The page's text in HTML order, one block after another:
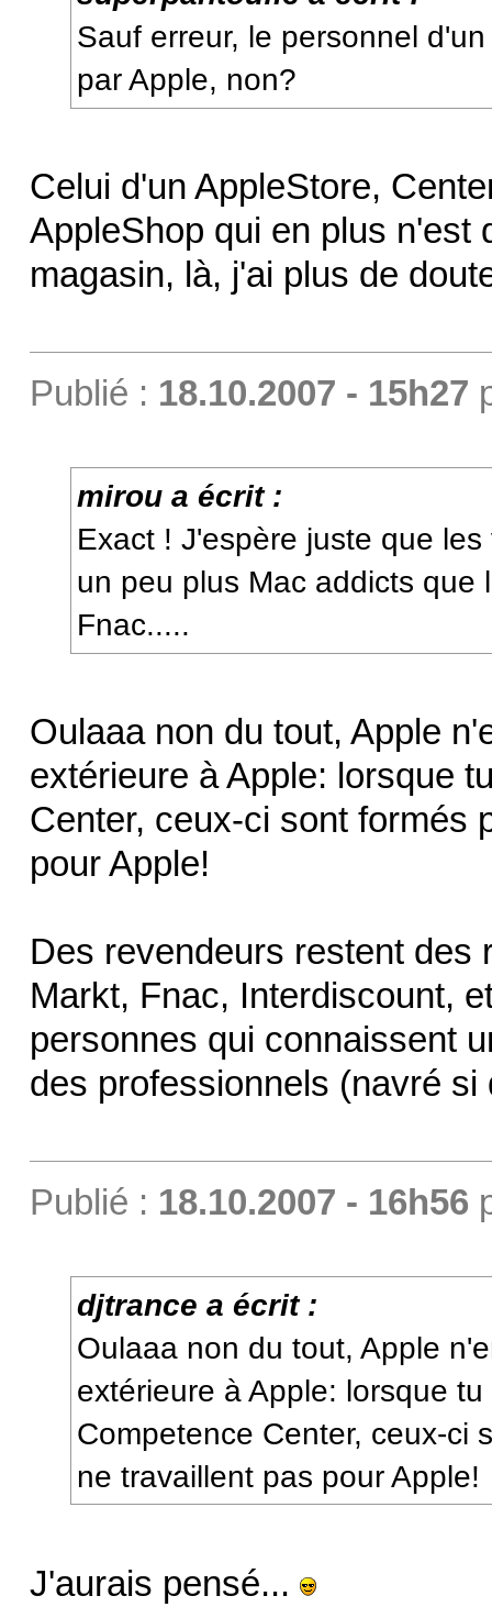
Sauf erreur, le personnel
par Apple, non?
Celui d'un AppleStore,
AppleShop qui en plus n'est
magasin, là, j'ai plus de
Publié : 18.10.2007 - 15h27
mirou a écrit :
Exact ! J'espère juste que
un peu plus Mac addicts que
Fnac.....
Oulaaa non du tout, Apple
extérieure à Apple: lorsque
Center, ceux-ci sont formés
pour Apple!
Des revendeurs restent des
Markt, Fnac, Interdiscount,
personnes qui connaissent
des professionnels (navré
Publié : 18.10.2007 - 16h56
djtrance a écrit :
Oulaaa non du tout, Apple
extérieure à Apple: lorsque
Competence Center, ceux-ci
ne travaillent pas pour Apple!
J'aurais pensé...